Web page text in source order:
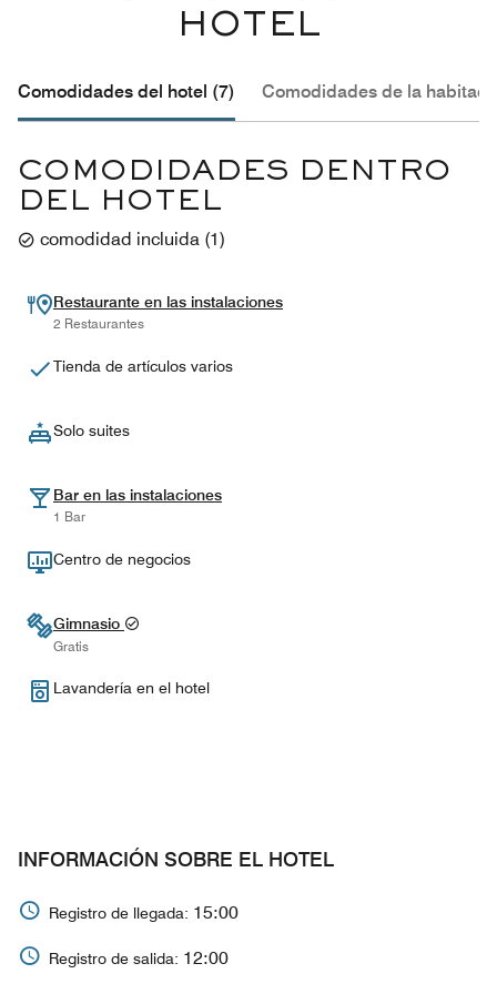
HOTEL
Comodidades del hotel (7) Comodidades de la
COMODIDADES DENTRO
DEL HOTEL
comodidad incluida (1)
Restaurante en las instalaciones
2 Restaurantes
Tienda de artículos varios
Solo suites
Bar en las instalaciones
1 Bar
Centro de negocios
Gimnasio
Gratis
Lavandería en el hotel
INFORMACIÓN SOBRE EL HOTEL
Registro de llegada: 15:00
Registro de salida: 12:00